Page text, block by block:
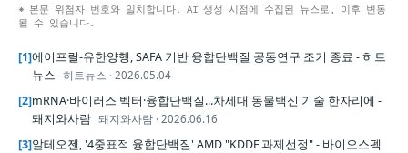
* 본문 위첨자 번호와 일치합니다. AI 생성 시점에 수집된 뉴스로, 이후 변동
될 수 있습니다.
[1]에이프릴-유한양행, SAFA 기반 융합단백질 공동연구 조기 종료 - 히트
뉴스 히트뉴스 · 2026.05.04
[2]mRNA·바이러스 벡터·융합단백질...차세대 동물백신 기술 한자리에 -
돼지와사람 돼지와사람 · 2026.06.16
[3]알테오젠, '4중표적 융합단백질' AMD "KDDF 과제선정" - 바이오스펙